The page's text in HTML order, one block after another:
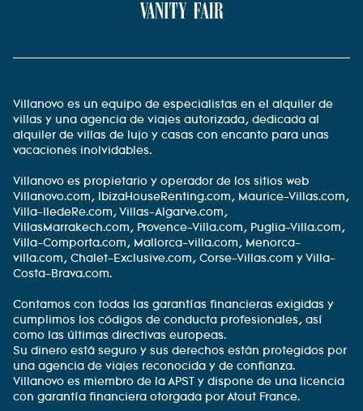
Vanity Fair
Villanovo es un equipo de especialistas en el alquiler de
villas y una agencia de viajes autorizada, dedicada al
alquiler de villas de lujo y casas con encanto para unas
vacaciones inolvidables.
Villanovo es propietario y operador de los sitios web
Villanovo.com, IbizaHouseRenting.com, Maurice-Villas.com,
Villa-IledeRe.com, Villas-Algarve.com,
VillasMarrakech.com, Provence-Villa.com, Puglia-Villa.com,
Villa-Comporta.com, Mallorca-villa.com, Menorca-
villa.com, Chalet-Exclusive.com, Corse-Villas.com y Villa-
Costa-Brava.com.
Contamos con todas las garantías financieras exigidas y
cumplimos los códigos de conducta profesionales, así
como las últimas directivas europeas.
Su dinero está seguro y sus derechos están protegidos por
una agencia de viajes reconocida y de confianza.
Villanovo es miembro de la APST y dispone de una licencia
con garantía financiera otorgada por Atout France.